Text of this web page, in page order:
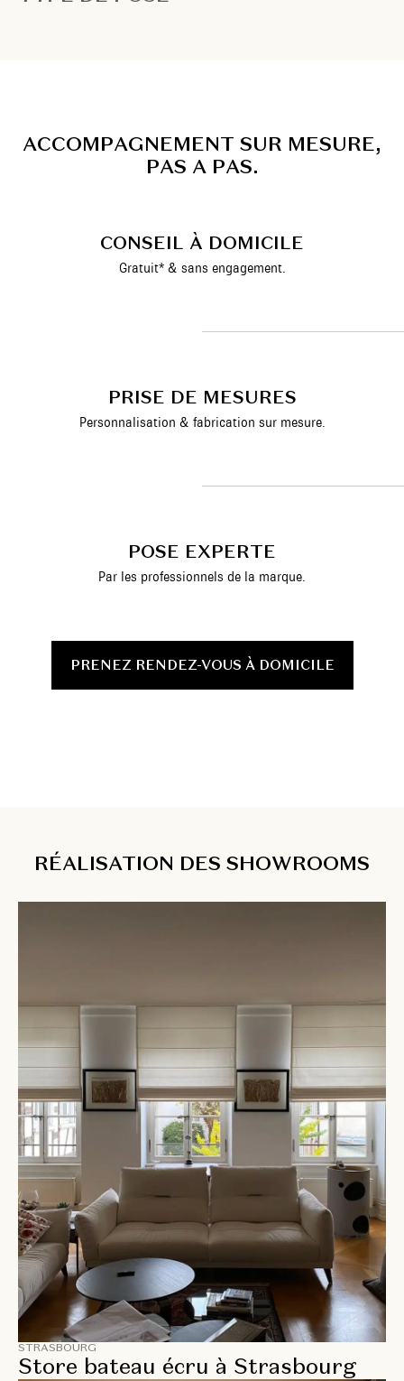
ACCOMPAGNEMENT SUR MESURE,
PAS A PAS.
CONSEIL À DOMICILE
Gratuit* & sans engagement.
PRISE DE MESURES
Personnalisation & fabrication sur mesure.
POSE EXPERTE
Par les professionnels de la marque.
PRENEZ RENDEZ-VOUS À DOMICILE
RÉALISATION DES SHOWROOMS
STRASBOURG
Store bateau écru à Strasbourg